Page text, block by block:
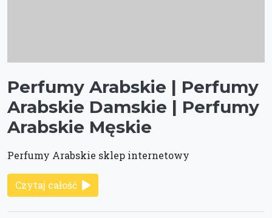
Perfumy Arabskie | Perfumy
Arabskie Damskie | Perfumy
Arabskie Męskie
Perfumy Arabskie sklep internetowy
Czytaj całość